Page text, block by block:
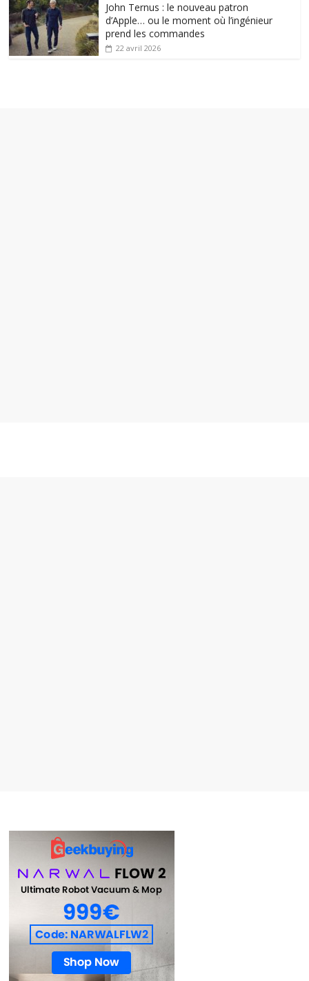
John Ternus : le nouveau patron
d’Apple… ou le moment où l’ingénieur
prend les commandes
22 avril 2026